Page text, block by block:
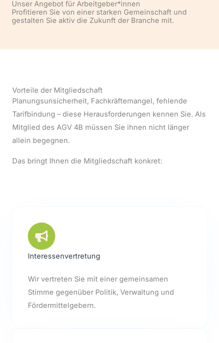
Unser Angebot für Arbeitgeber*innen
Profitieren Sie von einer starken Gemeinschaft und
gestalten Sie aktiv die Zukunft der Branche mit.
Vorteile der Mitgliedschaft
Planungsunsicherheit, Fachkräftemangel, fehlende
Tarifbindung – diese Herausforderungen kennen Sie. Als
Mitglied des AGV 4B müssen Sie ihnen nicht länger
allein begegnen.
Das bringt Ihnen die Mitgliedschaft konkret:
Interessenvertretung
Wir vertreten Sie mit einer gemeinsamen
Stimme gegenüber Politik, Verwaltung und
Fördermittelgebern.